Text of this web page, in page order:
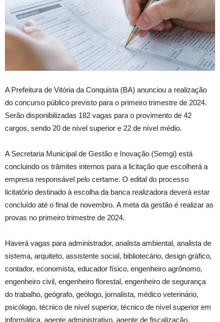
A Prefeitura de Vitória da Conquista (BA) anunciou a realização
do concurso público previsto para o primeiro trimestre de 2024.
Serão disponibilizadas 182 vagas para o provimento de 42
cargos, sendo 20 de nível superior e 22 de nível médio.
A Secretaria Municipal de Gestão e Inovação (Semgi) está
concluindo os trâmites internos para a licitação que escolherá a
empresa responsável pelo certame. O edital do processo
licitatório destinado à escolha da banca realizadora deverá estar
concluído até o final de novembro. A meta da gestão é realizar as
provas no primeiro trimestre de 2024.
Haverá vagas para administrador, analista ambiental, analista de
sistema, arquiteto, assistente social, bibliotecário, design gráfico,
contador, economista, educador físico, engenheiro agrônomo,
engenheiro civil, engenheiro florestal, engenheiro de segurança
do trabalho, geógrafo, geólogo, jornalista, médico veterinário,
psicólogo, técnico de nível superior, técnico de nível superior em
informática, agente administrativo, agente de fiscalização,